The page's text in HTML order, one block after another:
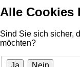
Alle Cookies
Sind Sie sich sicher,
möchten?